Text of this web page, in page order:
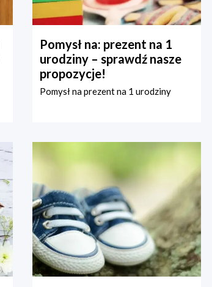
Pomysł na: prezent na 1
urodziny – sprawdź nasze
propozycje!
Pomysł na prezent na 1 urodziny